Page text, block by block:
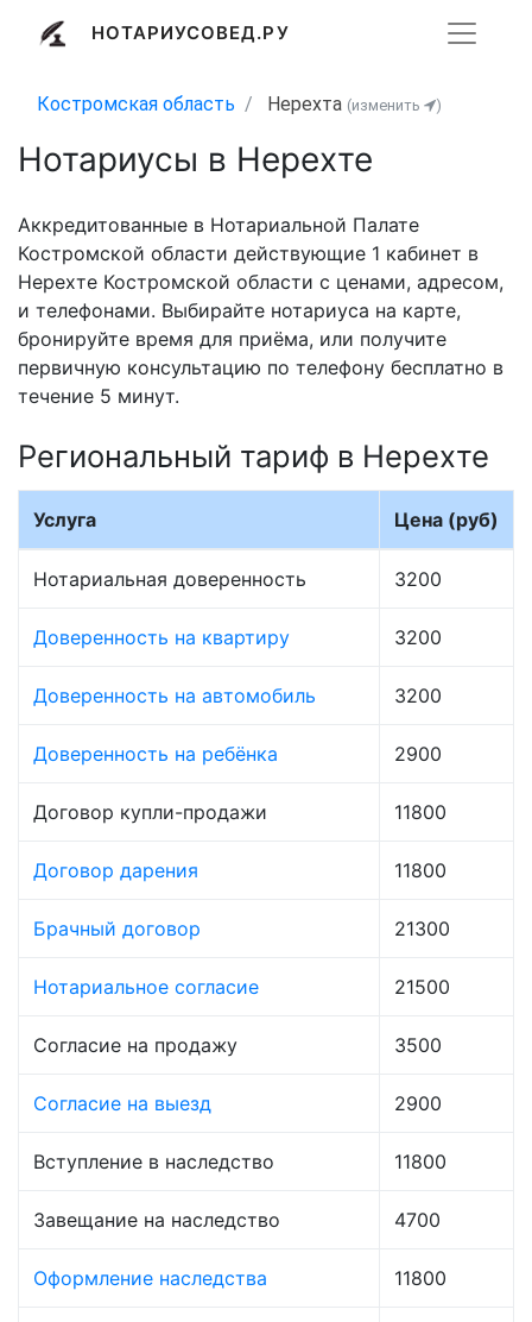
НОТАРИУСОВЕД.РУ
Костромская область Нерехта (изменить )
Нотариусы в Нерехте
Аккредитованные в Нотариальной Палате
Костромской области действующие 1 кабинет в
Нерехте Костромской области с ценами, адресом,
и телефонами. Выбирайте нотариуса на карте,
бронируйте время для приёма, или получите
первичную консультацию по телефону бесплатно в
течение 5 минут.
Региональный тариф в Нерехте
Услуга Цена (руб)
Нотариальная доверенность 3200
Доверенность на квартиру 3200
Доверенность на автомобиль 3200
Доверенность на ребёнка 2900
Договор купли-продажи 11800
Договор дарения 11800
Брачный договор 21300
Нотариальное согласие 21500
Согласие на продажу 3500
Согласие на выезд 2900
Вступление в наследство 11800
Завещание на наследство 4700
Оформление наследства 11800